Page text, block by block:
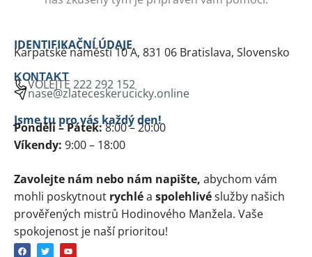
IDENTIFIKAČNÍ ÚDAJE
Karpatské náměstí 10 A, 831 06 Bratislava, Slovensko
KONTAKT
VOLEJTE 222 292 152
nase@zlateceskerucicky.online
Jsme tu pro vás každý den!
Pondělí – Pátek:8:00 – 20:00
Víkendy: 9:00 – 18:00
Zavolejte nám nebo nám napište, abychom vám
mohli poskytnout rychléa spolehlivéslužby našich
prověřených mistrů Hodinového Manžela. Vaše
spokojenost je naší prioritou!